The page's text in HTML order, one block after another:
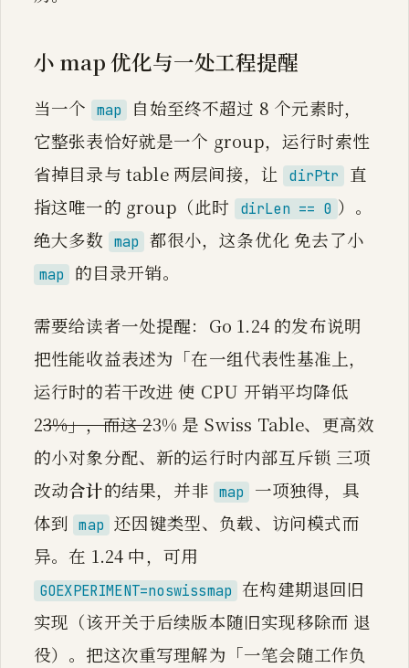
小 map 优化与一处工程提醒
当一个 map
自始至终不超过 8 个元素时，
它整张表恰好就是一个 group，运行时索性
省掉目录与 table 两层间接，让 dirPtr
直
指这唯一的 group（此时
dirLen == 0 ）。
绝大多数
map 都很小，这条优化 免去了小
map 的目录开销。
需要给读者一处提醒：Go 1.24 的发布说明
把性能收益表述为「在一组代表性基准上，
运行时的若干改进 使 CPU 开销平均降低
23%」，而这 23% 是 Swiss Table、更高效
的小对象分配、新的运行时内部互斥锁 三项
改动合计的结果，并非 map
一项独得，具
体到 map 还因键类型、负载、访问模式而
异。在 1.24 中，可用
GOEXPERIMENT=noswissmap 在构建期退回旧
实现（该开关于后续版本随旧实现移除而 退
役）。把这次重写理解为「一笔会随工作负